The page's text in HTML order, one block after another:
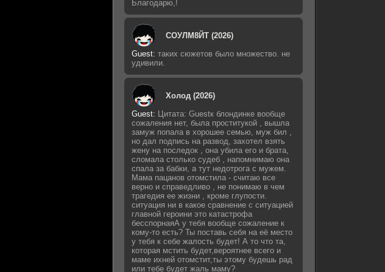
Благодарю,!
СОУЛМ8ЙТ (2026)
Guest: таких сюжетов было множество. не
удивили.
Холод (2026)
Guest: Цитата: Guestк блондинке вообще
сожаления нет, была проститукой , вышла
замуж попала в хорошее семью, муж бил ,
но дал подпись на развод, захотел взять
жену на последок , она убила его и брата,
сломала столько судеб , напомнимаю она
спала за бабки, а тут недотрога с мужем.
Мама пацанов отомстила - считаю все
верно и справедливо , не понимаю в чем
трагедия ее жизни , кроме глупости.
ситуация ни в какое сравнение с ситуацией
главной героини это катастрофа
бесспорнаяА у тебя вообще сожаление к
кому-то есть? Ты поставь себя на её место
у тебя к себе жалость будет! А то что та,
которая мстить будет,вероятнее всего и
маме ихней отомстит,ты этому будешь рад
или тебе будет жаль маму?